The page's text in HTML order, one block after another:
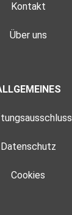
Kontakt
Über uns
Datenschutz
Cookies